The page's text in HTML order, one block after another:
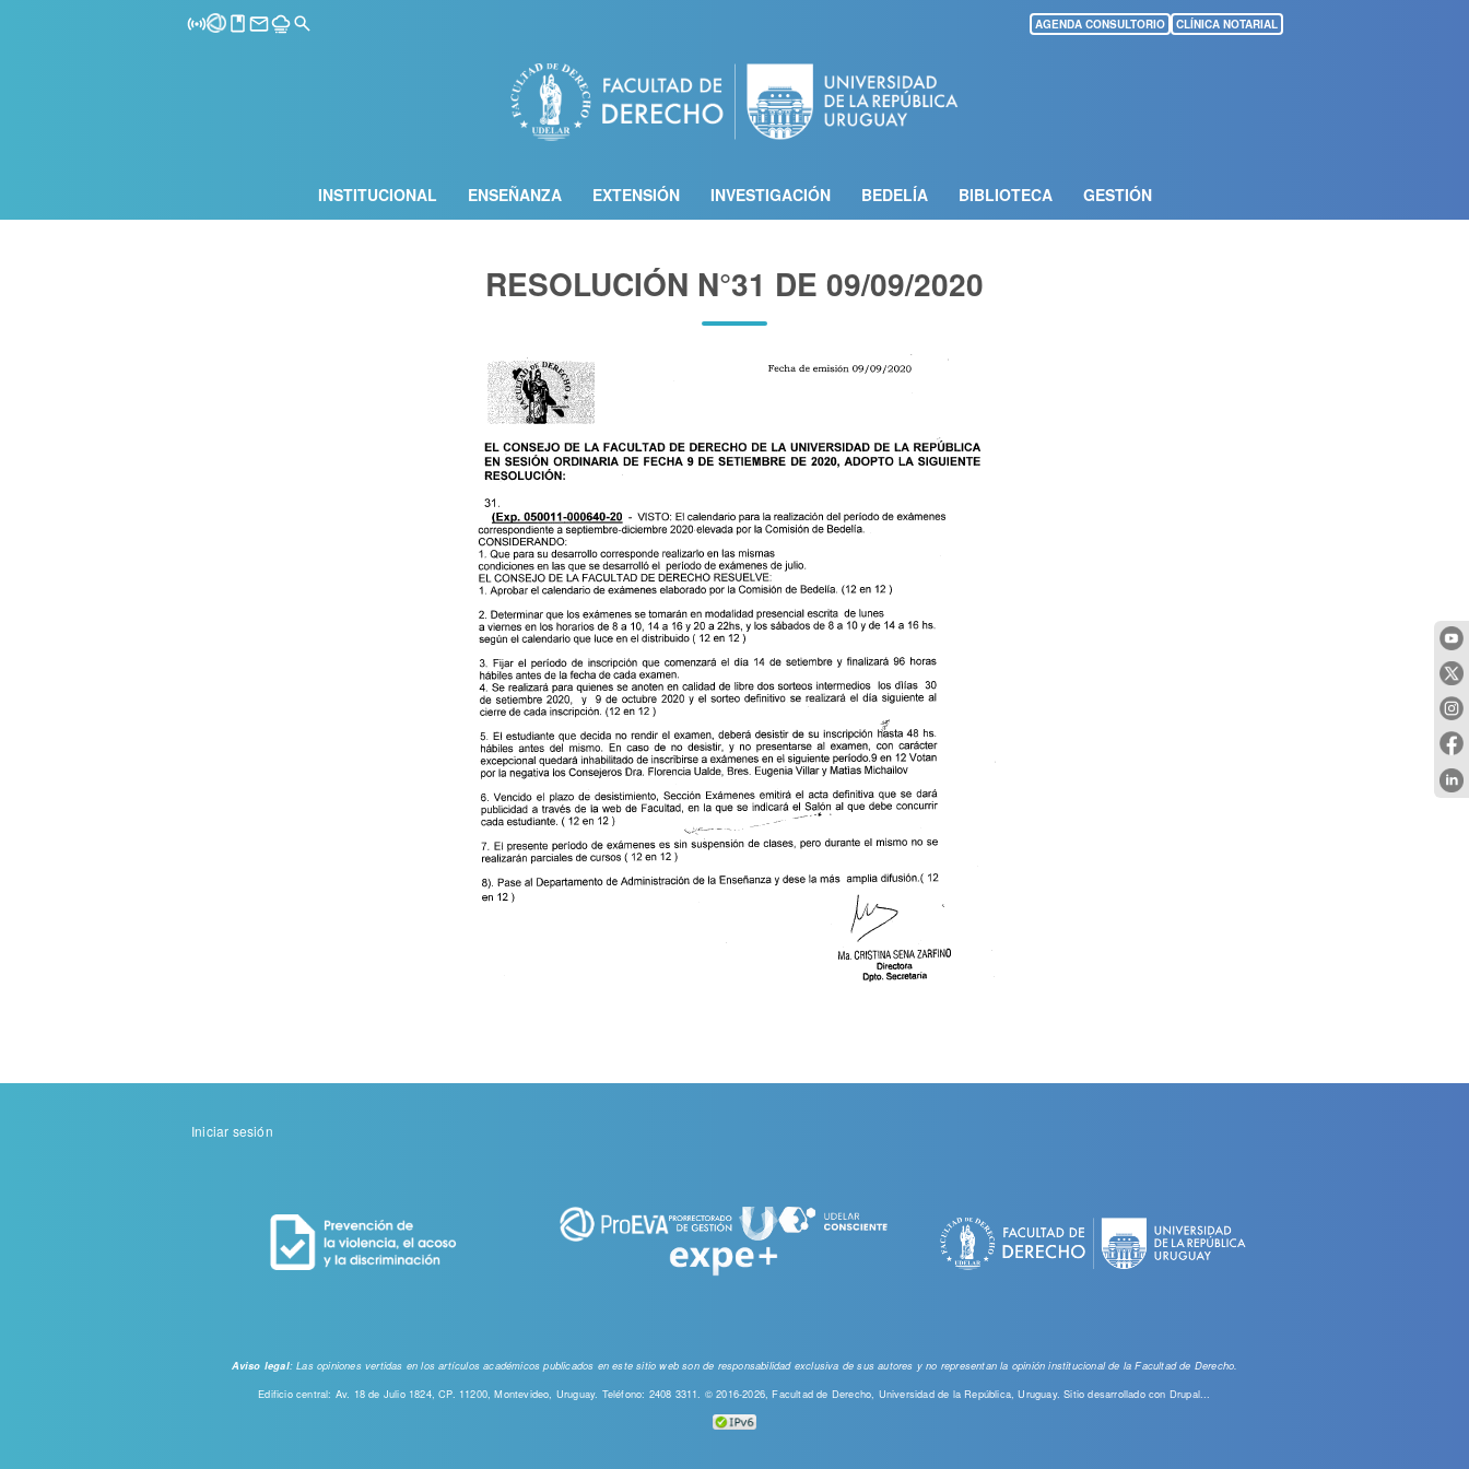
contenido
principal
AGENDA CONSULTORIO CLÍNICA NOTARIAL
INSTITUCIONAL ENSEÑANZA EXTENSIÓN INVESTIGACIÓN BEDELÍA BIBLIOTECA GESTIÓN
RESOLUCIÓN N°31 DE 09/09/2020
Menu
Iniciar sesión
Aviso legal: Las opiniones vertidas en los artículos académicos publicados en este sitio web son de responsabilidad exclusiva de sus autores y no representan la opinión institucional de la Facultad de Derecho.
Edificio central: Av. 18 de Julio 1824, CP. 11200, Montevideo, Uruguay. Teléfono: 2408 3311. © 2016-2026, Facultad de Derecho, Universidad de la República, Uruguay. Sitio desarrollado con Drupal...